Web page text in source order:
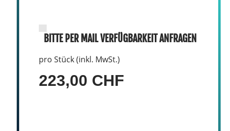
BITTE PER MAIL VERFÜGBARKEIT ANFRAGEN
pro Stück (inkl. MwSt.)
223,00 CHF